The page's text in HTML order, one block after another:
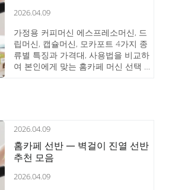
2026.04.09
가정용 커피머신 에스프레소머신, 드
립머신, 캡슐머신, 모카포트 4가지 종
류별 특징과 가격대, 사용법을 비교하
여 본인에게 맞는 홈카페 머신 선택 기
2026.04.09
홈카페 선반 — 벽걸이 진열 선반
추천 모음
2026.04.09